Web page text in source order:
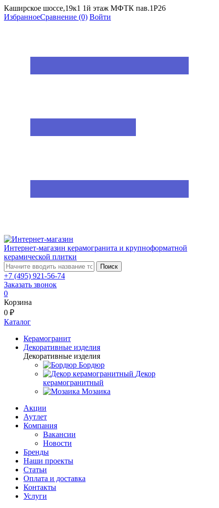
Каширское шоссе,19к1 1й этаж МФТК пав.1Р26
ИзбранноеСравнение (0) Войти
Интернет-магазин керамогранита и крупноформатной
керамической плитки
Поиск
+7 (495) 921-56-74
Заказать звонок
0
Корзина
0 ₽
Каталог
Керамогранит
Декоративные изделия
Декоративные изделия
Бордюр
Декор
керамогранитный
Мозаика
Акции
Аутлет
Компания
Вакансии
Новости
Бренды
Наши проекты
Статьи
Оплата и доставка
Контакты
Услуги